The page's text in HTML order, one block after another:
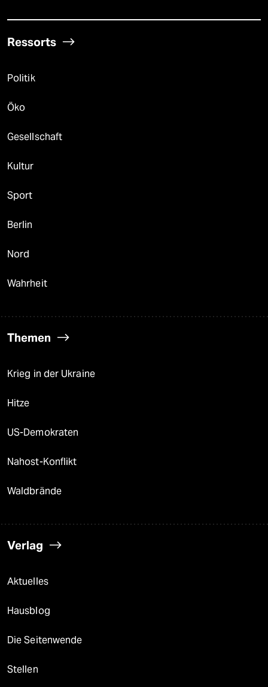
Ressorts
Politik
Öko
Gesellschaft
Kultur
Sport
Berlin
Nord
Wahrheit
Themen
Krieg in der Ukraine
Hitze
US-Demokraten
Nahost-Konflikt
Waldbrände
Verlag
Aktuelles
Hausblog
Die Seitenwende
Stellen